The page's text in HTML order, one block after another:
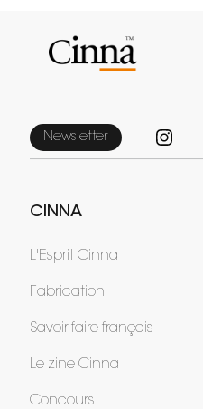
Newsletter
CINNA
L'Esprit Cinna
Fabrication
Savoir-faire français
Le zine Cinna
Concours